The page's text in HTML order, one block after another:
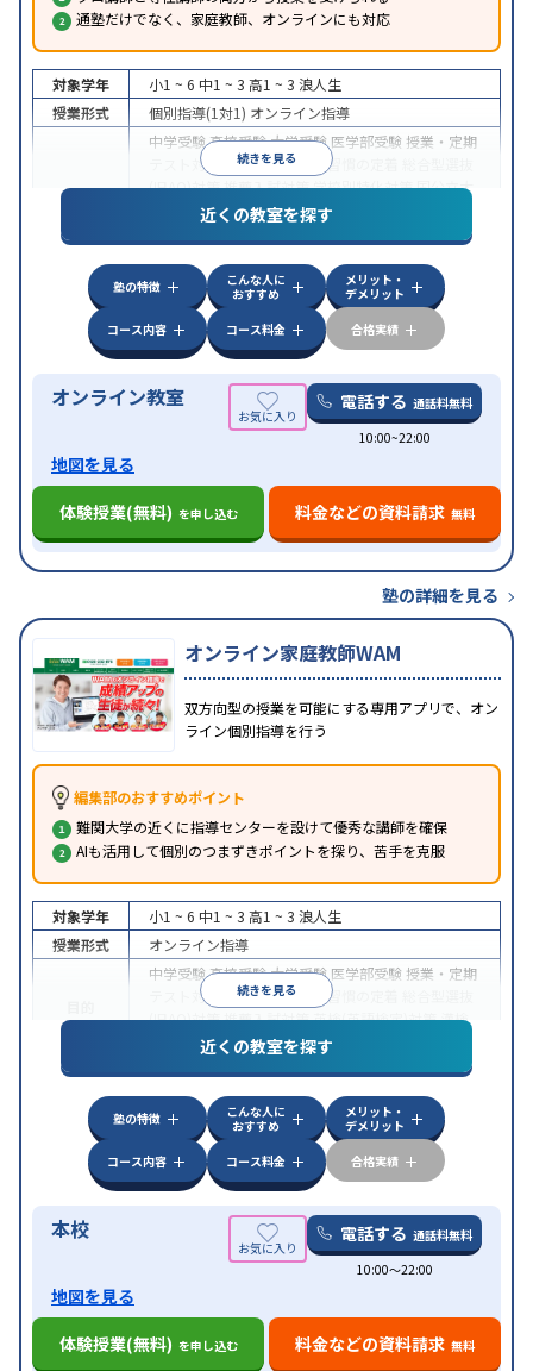
通塾だけでなく、家庭教師、オンラインにも対応
続きを見る
対象学年 小1 ~ 6 中1 ~ 3 高1 ~ 3 浪人生
授業形式
個別指導(1対1) オンライン指導
中学受験高校受験大学受験 医学部受験 授業・定期
テスト対策
内申点対策 学習習慣の定着
(旧AO)対策推薦入試対策学校別特化対策国公立大
私大対策共通テスト対策
英語・英会話特化
特徴
中高一貫校生に対応授業の振替可能 不登校生に対
オンライン対応 1科目から受講可能季節講習の
みの受講可
自習室あり
近くの教室を探す
塾の特徴
こんな人に
おすすめ
メリット・
デメリット
コース内容
コース料金 合格実績
オンライン教室 電話する 通話料無料
10:00~22:00
地図を見る
体験授業(無料) を申し込む 料金などの資料請求 無料
塾の詳細を見る
オンライン家庭教師WAM
双方向型の授業を可能にする専用アプリで、オン
ライン個別指導を行う
編集部のおすすめポイント
難関大学の近くに指導センターを設けて優秀な講師を確保
AIも活用して個別のつまずきポイントを探り、苦手を克服
続きを見る
対象学年 小1 ~ 6 中1 ~ 3 高1 ~ 3 浪人生
授業形式
オンライン指導
中学受験高校受験大学受験 医学部受験 授業・定期
テスト対策
内申点対策 学習習慣の定着
(旧AO)対策推薦入試対策英検(英語検定)対策漢検
(漢字検定)対策
中高一貫校生に対応成績保証制度あり授業の振替
可能不登校生に対応学習にPC・タブレットを利用
オンライン対応1科目から受講可能
近くの教室を探す
塾の特徴
こんな人に
おすすめ
メリット・
デメリット
コース内容
コース料金 合格実績
本校 電話する 通話料無料
10:00〜22:00
地図を見る
体験授業(無料) を申し込む 料金などの資料請求 無料